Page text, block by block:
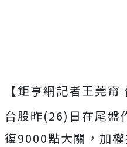
【鉅亨網記者王莞甯
台股昨(26)日在尾盤
復9000點大關，加